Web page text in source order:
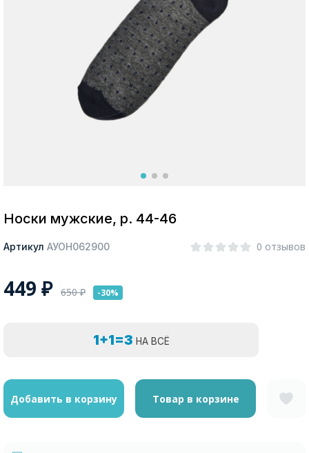
Москва
Носки мужские, р. 44-46
Артикул АУОН062900 0 отзывов
449 ₽ 650₽ -30%
1+1=3 НА ВСЁ
Добавить в корзину Товар в корзине